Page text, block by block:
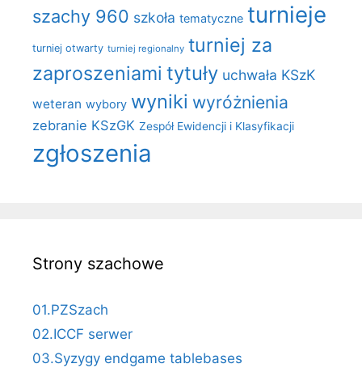
szachy 960 szkoła tematyczne turnieje
turniej otwarty turniej regionalny turniej za
zaproszeniami tytuły uchwała KSzK
weteran wybory wyniki wyróżnienia
zebranie KSzGK Zespół Ewidencji i Klasyfikacji
zgłoszenia
Strony szachowe
01.PZSzach
02.ICCF serwer
03.Syzygy endgame tablebases